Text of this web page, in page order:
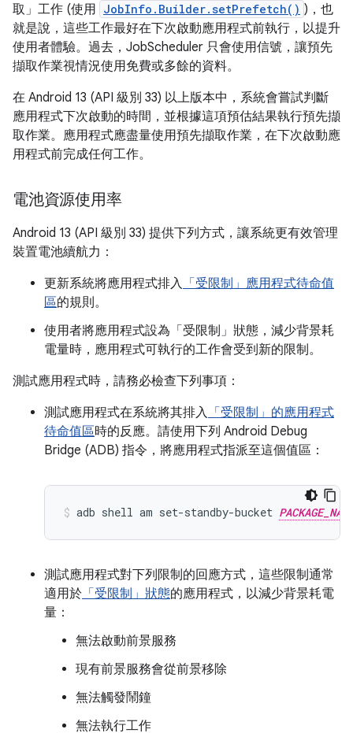
取」工作 (使用 JobInfo.Builder.setPrefetch() )，也
就是說，這些工作最好在下次啟動應用程式前執行，以提升
使用者體驗。過去，JobScheduler 只會使用信號，讓預先
擷取作業視情況使用免費或多餘的資料。
在 Android 13 (API 級別 33) 以上版本中，系統會嘗試判斷
應用程式下次啟動的時間，並根據這項預估結果執行預先擷
取作業。應用程式應盡量使用預先擷取作業，在下次啟動應
用程式前完成任何工作。
電池資源使用率
Android 13 (API 級別 33) 提供下列方式，讓系統更有效管理
裝置電池續航力：
更新系統將應用程式排入 「受限制」應用程式待命值
區的規則。
使用者將應用程式設為「受限制」狀態，減少背景耗
電量時，應用程式可執行的工作會受到新的限制。
測試應用程式時，請務必檢查下列事項：
測試應用程式在系統將其排入 「受限制」的應用程式
待命值區時的反應。請使用下列 Android Debug
Bridge (ADB) 指令，將應用程式指派至這個值區：
adb shell am set-standby-bucket
測試應用程式對下列限制的回應方式，這些限制通常
適用於 「受限制」狀態的應用程式，以減少背景耗電
量：
無法啟動前景服務
現有前景服務會從前景移除
無法觸發鬧鐘
無法執行工作